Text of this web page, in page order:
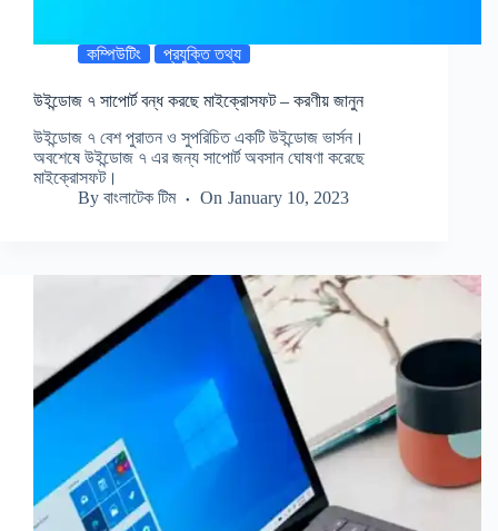
কম্পিউটিং প্রযুক্তি তথ্য
উইন্ডোজ ৭ সাপোর্ট বন্ধ করছে মাইক্রোসফট – করণীয় জানুন
উইন্ডোজ ৭ বেশ পুরাতন ও সুপরিচিত একটি উইন্ডোজ ভার্সন।
অবশেষে উইন্ডোজ ৭ এর জন্য সাপোর্ট অবসান ঘোষণা করেছে
মাইক্রোসফট।
By বাংলাটেক টিম On January 10, 2023